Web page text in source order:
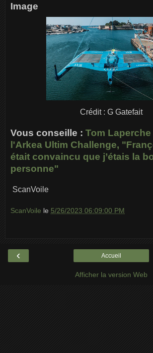
Image
Crédit : G Gatefait
Vous conseille : Tom
l'Arkea Ultim Challenge,
était convaincu que j’étais la
personne"
ScanVoile
ScanVoile le 5/26/2023 06:09:00 PM
‹ Accueil
Afficher la version Web